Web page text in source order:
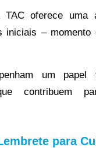
oferece uma
iniciais –
um papel
contribuem
para